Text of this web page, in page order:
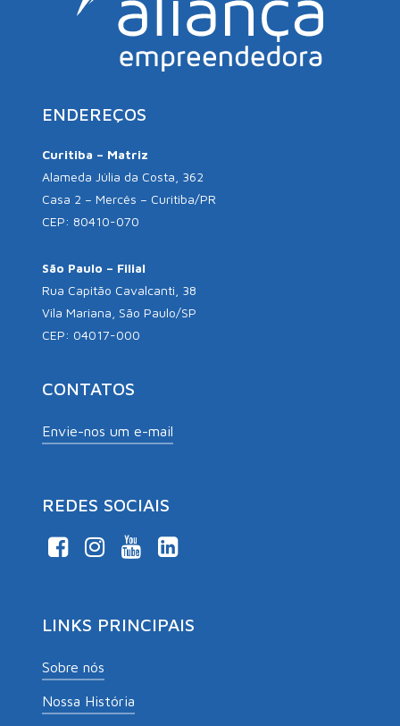
ENDEREÇOS
Curitiba – Matriz
Alameda Júlia da Costa, 362
Casa 2 – Mercês – Curitiba/PR
CEP: 80410-070
São Paulo – Filial
Rua Capitão Cavalcanti, 38
Vila Mariana, São Paulo/SP
CEP: 04017-000
CONTATOS
Envie-nos um e-mail
REDES SOCIAIS
LINKS PRINCIPAIS
Sobre nós
Nossa História